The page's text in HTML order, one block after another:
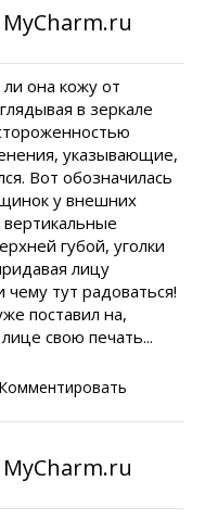
ли она кожу от
в зеркале
указывающие,
Вот обозначилась
у внешних
вертикальные
губой, уголки
лицу
тут радоваться!
поставил на,
свою печать...